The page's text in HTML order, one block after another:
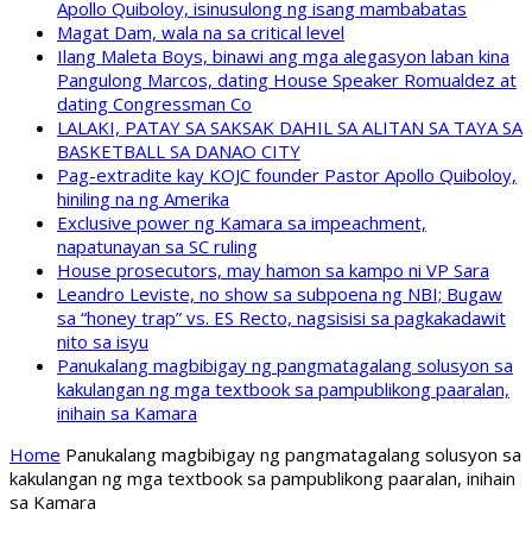
Apollo Quiboloy, isinusulong ng isang mambabatas
Magat Dam, wala na sa critical level
Ilang Maleta Boys, binawi ang mga alegasyon laban kina
Pangulong Marcos, dating House Speaker Romualdez at
dating Congressman Co
LALAKI, PATAY SA SAKSAK DAHIL SA ALITAN SA TAYA SA
BASKETBALL SA DANAO CITY
Pag-extradite kay KOJC founder Pastor Apollo Quiboloy,
hiniling na ng Amerika
Exclusive power ng Kamara sa impeachment,
napatunayan sa SC ruling
House prosecutors, may hamon sa kampo ni VP Sara
Leandro Leviste, no show sa subpoena ng NBI; Bugaw
sa “honey trap” vs. ES Recto, nagsisisi sa pagkakadawit
nito sa isyu
Panukalang magbibigay ng pangmatagalang solusyon sa
kakulangan ng mga textbook sa pampublikong paaralan,
inihain sa Kamara
Home Panukalang magbibigay ng pangmatagalang solusyon sa
kakulangan ng mga textbook sa pampublikong paaralan, inihain
sa Kamara